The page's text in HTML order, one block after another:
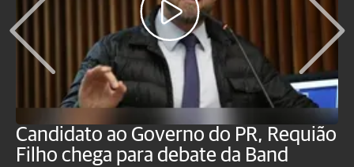
Candidato ao Governo do PR, Requião
Filho chega para debate da Band